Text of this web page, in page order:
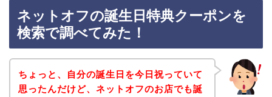
ネットオフの誕生日特典クーポンを
検索で調べてみた！
ちょっと、自分の誕生日を今日祝っていて
思ったんだけど、ネットオフのお店でも誕